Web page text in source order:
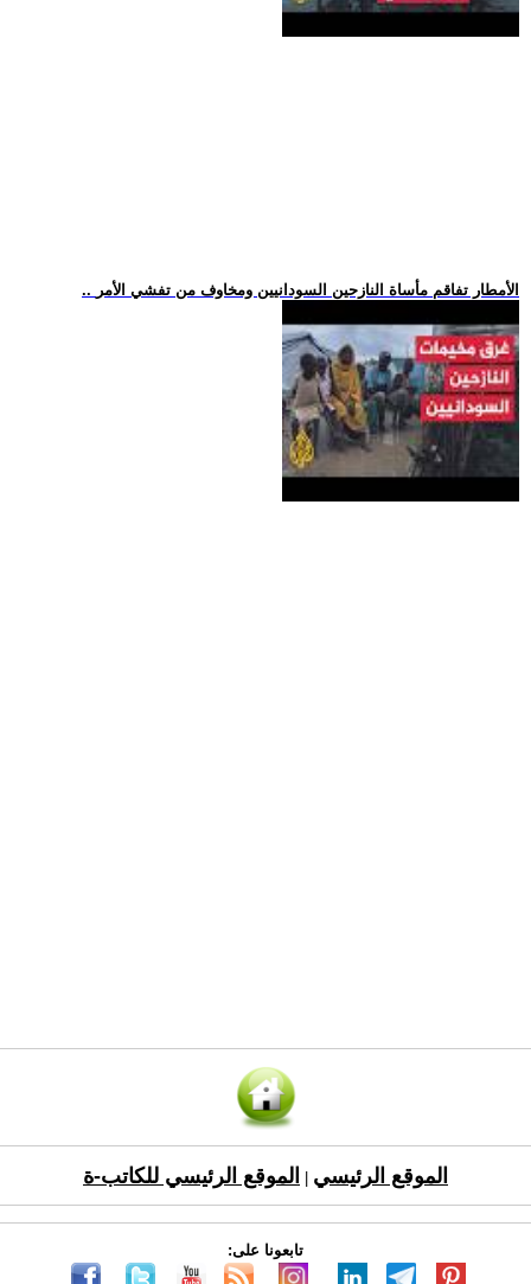
.. الأمطار تفاقم مأساة النازحين السودانيين ومخاوف من تفشي الأمر
الموقع الرئيسي الموقع الرئيسي للكاتب-ة
تابعونا على: